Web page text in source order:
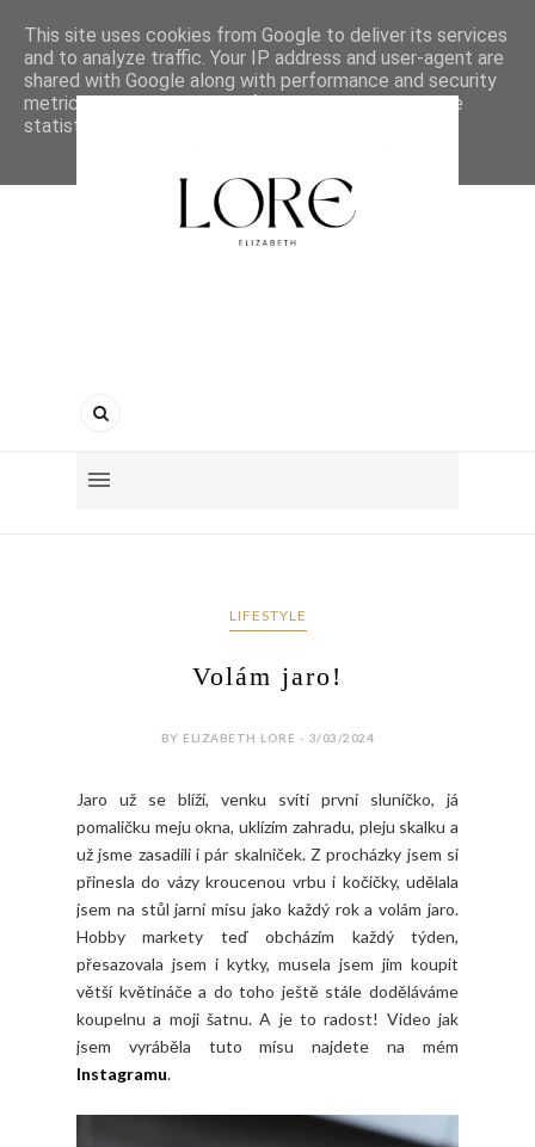
LIFESTYLE
Volám jaro!
BY ELIZABETH LORE - 3/03/2024
Jaro už se blíží, venku svítí první sluníčko, já
pomaličku meju okna, uklízím zahradu, pleju skalku a
už jsme zasadili i pár skalniček. Z procházky jsem si
přinesla do vázy kroucenou vrbu i kočičky, udělala
jsem na stůl jarní mísu jako každý rok a volám jaro.
Hobby markety teď obcházím každý týden,
přesazovala jsem i kytky, musela jsem jim koupit
větší květináče a do toho ještě stále doděláváme
koupelnu a moji šatnu. A je to radost! Video jak
jsem vyráběla tuto mísu najdete na mém
Instagramu.
This site uses cookies from Google to deliver its services
and to analyze traffic. Your IP address and user-agent are
shared with Google along with performance and security
metrics to ensure quality of service, generate usage
statistics, and to detect and address abuse.